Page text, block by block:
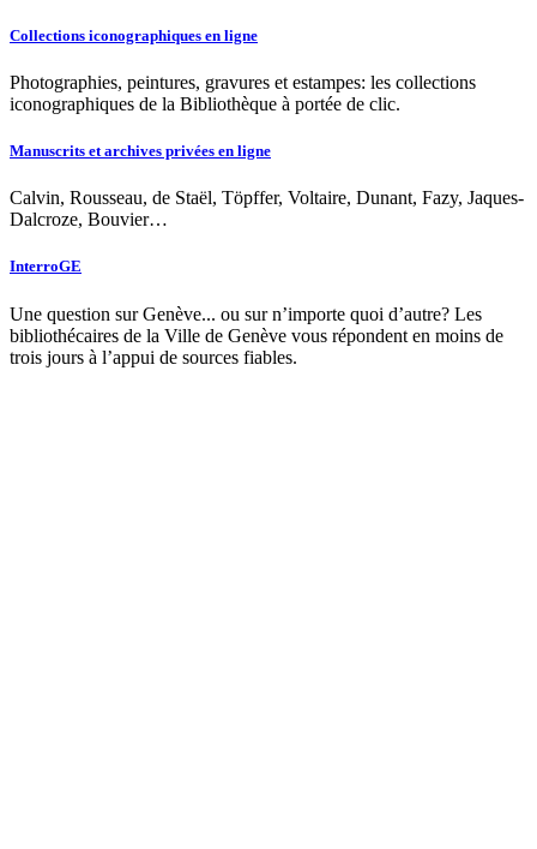
Collections iconographiques en ligne
Photographies, peintures, gravures et estampes: les collections
iconographiques de la Bibliothèque à portée de clic.
Manuscrits et archives privées en ligne
Calvin, Rousseau, de Staël, Töpffer, Voltaire, Dunant, Fazy, Jaques-
Dalcroze, Bouvier…
InterroGE
Une question sur Genève... ou sur n’importe quoi d’autre? Les
bibliothécaires de la Ville de Genève vous répondent en moins de
trois jours à l’appui de sources fiables.